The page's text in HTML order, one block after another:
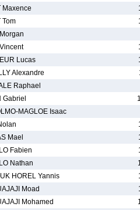
Maxence
Tom
Lucas
Alexandre
Raphael
Gabriel
MAGLOE Isaac
Mael
Fabien
Nathan
HOREL Yannis
Moad
Mohamed